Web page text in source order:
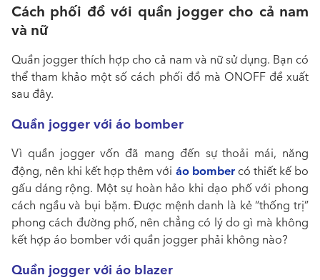
Cách phối đồ với quần jogger cho cả nam
và nữ
Quần jogger thích hợp cho cả nam và nữ sử dụng. Bạn có
thể tham khảo một số cách phối đồ mà ONOFF đề xuất
sau đây.
Quần jogger với áo bomber
Vì quần jogger vốn đã mang đến sự thoải mái, năng
động, nên khi kết hợp thêm với áo bombercó thiết kế bo
gấu dáng rộng. Một sự hoàn hảo khi dạo phố với phong
cách ngầu và bụi bặm. Được mệnh danh là kẻ “thống trị”
phong cách đường phố, nên chẳng có lý do gì mà không
kết hợp áo bomber với quần jogger phải không nào?
Quần jogger với áo blazer